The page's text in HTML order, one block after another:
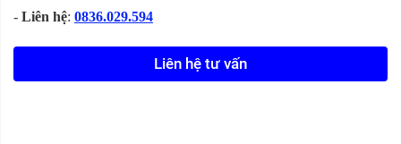
- Liên hệ: 0836.029.594
Liên hệ tư vấn